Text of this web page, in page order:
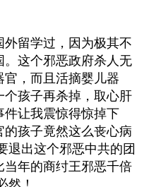
留学过，因为极其不
这个邪恶政府杀人无
，而且活摘婴儿器
孩子再杀掉，取心肝
让我震惊得惊掉下
的孩子竟然这么丧心病
退出这个邪恶中共的团
当年的商纣王邪恶千倍
然！